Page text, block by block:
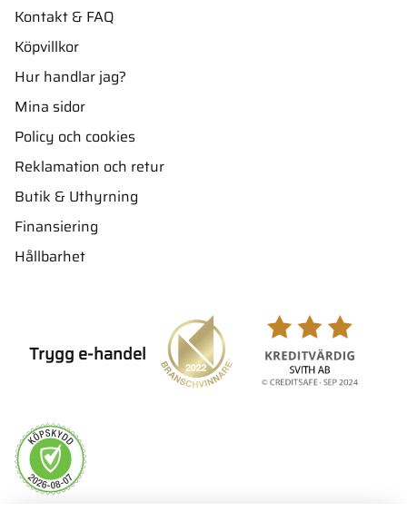
Kontakt & FAQ
Köpvillkor
Hur handlar jag?
Mina sidor
Policy och cookies
Reklamation och retur
Butik & Uthyrning
Finansiering
Hållbarhet
Trygg e-handel